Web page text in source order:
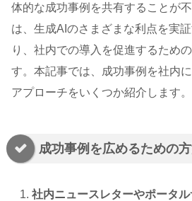
体的な成功事例を共有することが
は、生成AIのさまざまな利点を実
り、社内での導入を促進するため
す。本記事では、成功事例を社内
アプローチをいくつか紹介します。
成功事例を広めるための
社内ニュースレターやポータ